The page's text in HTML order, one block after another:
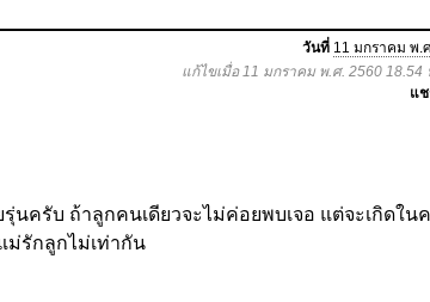
วันที่ 11 มกราคม พ.
แก้ไขเมื่อ 11 มกราคม พ.ศ. 2560 18.54
แช
บ ถ้าลูกคนเดียวจะไม่ค่อยพบเจอ แต่จะเกิดใน
รักลูกไม่เท่ากัน